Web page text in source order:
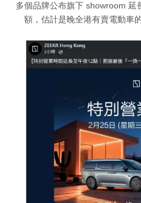
多個品牌公布旗下 showroom 延
額，估計是晚全港有賣電動車